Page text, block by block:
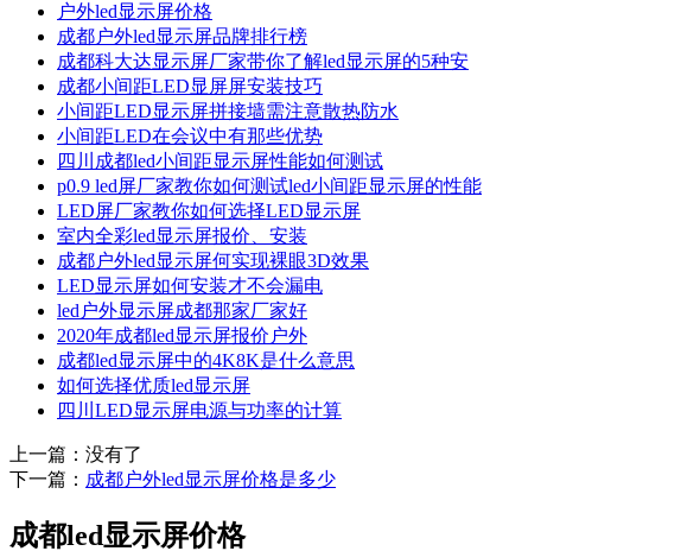
户外led显示屏价格
成都户外led显示屏品牌排行榜
成都科大达显示屏厂家带你了解led显示屏的5种安
成都小间距LED显屏屏安装技巧
小间距LED显示屏拼接墙需注意散热防水
小间距LED在会议中有那些优势
四川成都led小间距显示屏性能如何测试
p0.9 led屏厂家教你如何测试led小间距显示屏的性能
LED屏厂家教你如何选择LED显示屏
室内全彩led显示屏报价、安装
成都户外led显示屏何实现裸眼3D效果
LED显示屏如何安装才不会漏电
led户外显示屏成都那家厂家好
2020年成都led显示屏报价户外
成都led显示屏中的4K8K是什么意思
如何选择优质led显示屏
四川LED显示屏电源与功率的计算
上一篇：没有了
下一篇： 成都户外led显示屏价格是多少
成都led显示屏价格